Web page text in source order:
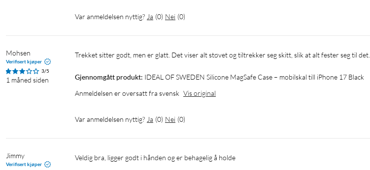
Var anmeldelsen nyttig? Ja (0) Nei (0)
Mohsen
Verifisert kjøper
3/5
1 måned siden
Trekket sitter godt, men er glatt. Det viser alt støvet og tiltrekker seg skitt, slik at alt fester seg til det.
Gjennomgått produkt: IDEAL OF SWEDEN Silicone MagSafe Case – mobilskal till iPhone 17 Black
Anmeldelsen er oversatt fra svensk Vis original
Var anmeldelsen nyttig? Ja (0) Nei (0)
Jimmy
Verifisert kjøper
Veldig bra, ligger godt i hånden og er behagelig å holde